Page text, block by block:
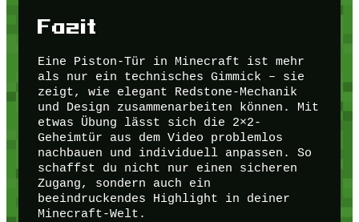
Fazit
Eine Piston-Tür in Minecraft ist mehr
als nur ein technisches Gimmick – sie
zeigt, wie elegant Redstone-Mechanik
und Design zusammenarbeiten können. Mit
etwas Übung lässt sich die 2×2-
Geheimtür aus dem Video problemlos
nachbauen und individuell anpassen. So
schaffst du nicht nur einen sicheren
Zugang, sondern auch ein
beeindruckendes Highlight in deiner
Minecraft-Welt.